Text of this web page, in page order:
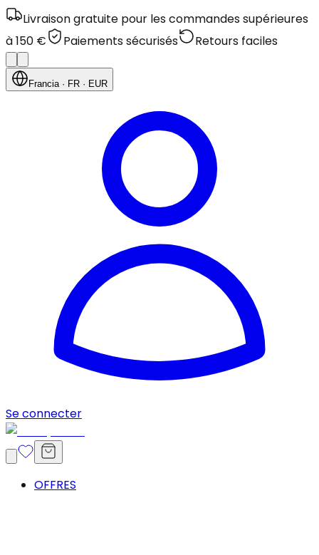
Livraison gratuite pour les commandes supérieures
à 150 €
Paiements sécurisés Retours faciles
Francia· FR · EUR
Se connecter
OFFRES